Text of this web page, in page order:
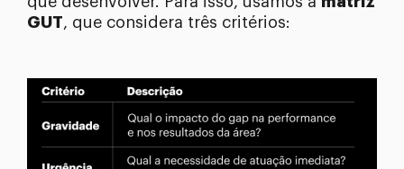
GUT, que considera três critérios: